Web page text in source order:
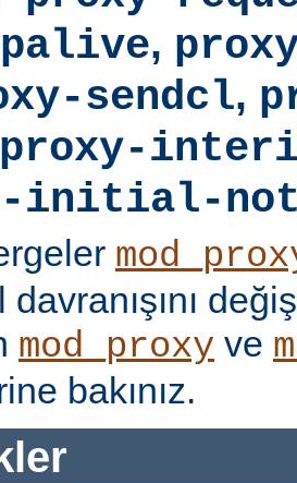
,
sendcl,
proxy-
initial-
mod_proxy ve
bakınız.